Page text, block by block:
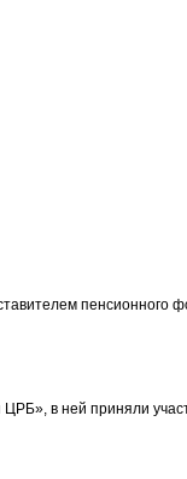
в ней приняли